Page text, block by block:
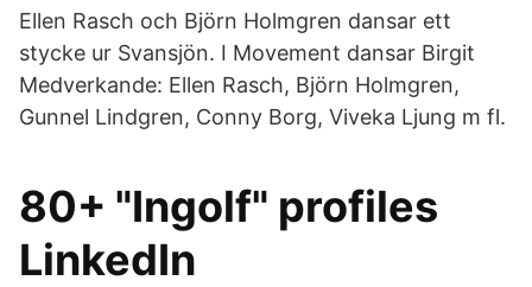
Ellen Rasch och Björn Holmgren dansar ett
stycke ur Svansjön. I Movement dansar Birgit
Medverkande: Ellen Rasch, Björn Holmgren,
Gunnel Lindgren, Conny Borg, Viveka Ljung m fl.
80+ "Ingolf" profiles
LinkedIn